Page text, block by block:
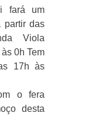
fará um
partir das
Viola
0h Tem
17h às
o fera
desta